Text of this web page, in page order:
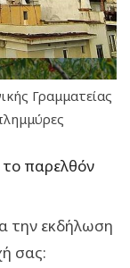
Γραμματείας
το παρελθόν
την εκδήλωση
σας: